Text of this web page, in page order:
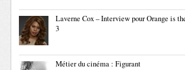
Laverne Cox – Interview pour Orange is
3
Métier du cinéma : Figurant